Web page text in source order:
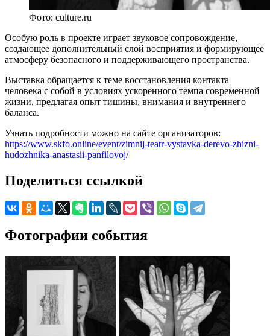
Фото: culture.ru
Особую роль в проекте играет звуковое сопровождение,
создающее дополнительный слой восприятия и формирующее
атмосферу безопасного и поддерживающего пространства.
Выставка обращается к теме восстановления контакта
человека с собой в условиях ускоренного темпа современной
жизни, предлагая опыт тишины, внимания и внутреннего
баланса.
Узнать подробности можно на сайте организаторов:
https://www.skfo.online/event/zimnij-teatr-vystavka-derevo-zhizni-
hudozhnika-anastasii-panfilovoj/
Поделиться ссылкой
Фотографии события